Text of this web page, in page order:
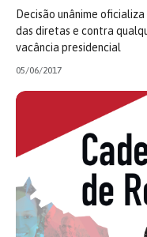
Decisão unânime
das diretas e contra
vacância presidencial
05/06/2017